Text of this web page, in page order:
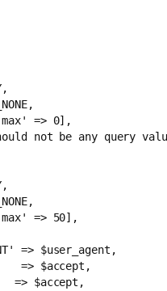
=> 0],
not be any query
=> 50],
=> $user_agent,
=> $accept,
=> $accept,